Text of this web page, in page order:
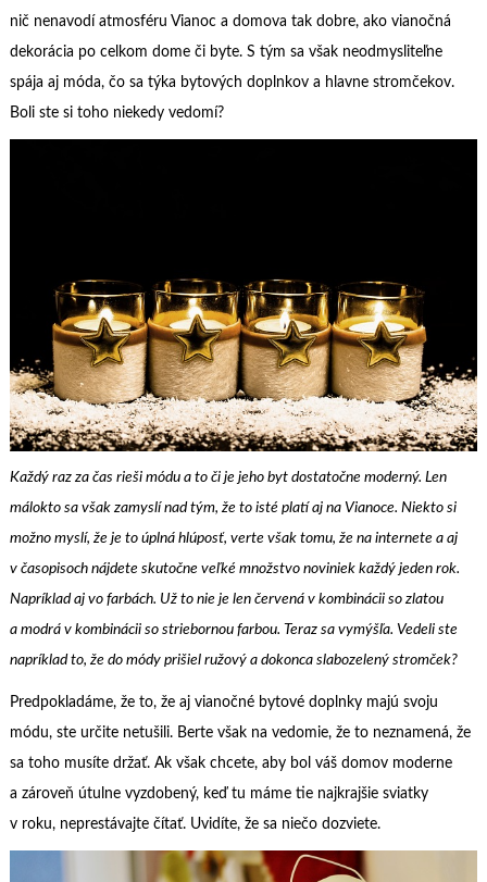
nič nenavodí atmosféru Vianoc a domova tak dobre, ako vianočná
dekorácia po celkom dome či byte. S tým sa však neodmysliteľne
spája aj móda, čo sa týka bytových doplnkov a hlavne stromčekov.
Boli ste si toho niekedy vedomí?
Každý raz za čas rieši módu a to či je jeho byt dostatočne moderný. Len
málokto sa však zamyslí nad tým, že to isté platí aj na Vianoce. Niekto si
možno myslí, že je to úplná hlúposť, verte však tomu, že na internete a aj
v časopisoch nájdete skutočne veľké množstvo noviniek každý jeden rok.
Napríklad aj vo farbách. Už to nie je len červená v kombinácii so zlatou
a modrá v kombinácii so striebornou farbou. Teraz sa vymýšľa. Vedeli ste
napríklad to, že do módy prišiel ružový a dokonca slabozelený stromček?
Predpokladáme, že to, že aj vianočné bytové doplnky majú svoju
módu, ste určite netušili. Berte však na vedomie, že to neznamená, že
sa toho musíte držať. Ak však chcete, aby bol váš domov moderne
a zároveň útulne vyzdobený, keď tu máme tie najkrajšie sviatky
v roku, neprestávajte čítať. Uvidíte, že sa niečo dozviete.